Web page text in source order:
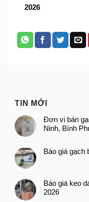
2026
TIN MỚI
Đơn vị bán
Ninh, Bình
Báo giá gạch
Báo giá keo
2026